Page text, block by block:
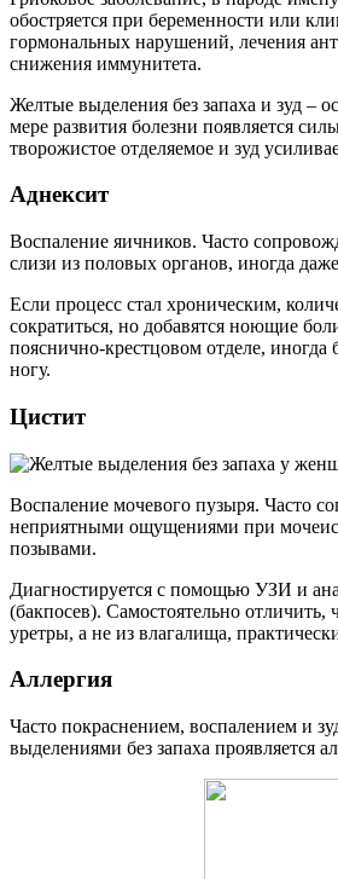
обостряется при беременности или
гормональных нарушений, лечения
снижения иммунитета.
Желтые выделения без запаха и зуд –
мере развития болезни появляется
творожистое отделяемое и зуд
Аднексит
Воспаление яичников. Часто
слизи из половых органов, иногда
Если процесс стал хроническим,
сократиться, но добавятся ноющие
пояснично-крестцовом отделе, иногда
ногу.
Цистит
Воспаление мочевого пузыря. Часто
неприятными ощущениями при
позывами.
Диагностируется с помощью УЗИ и
(бакпосев). Самостоятельно отличить,
уретры, а не из влагалища,
Аллергия
Часто покраснением, воспалением и
выделениями без запаха проявляется